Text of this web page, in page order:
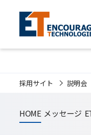
採用サイト 説明会
HOME メッセージ